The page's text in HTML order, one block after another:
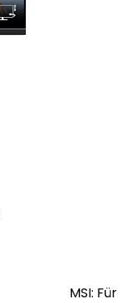
MSI: Für